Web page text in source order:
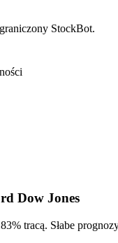
StockBot.
Dow Jones
tracą. Słabe